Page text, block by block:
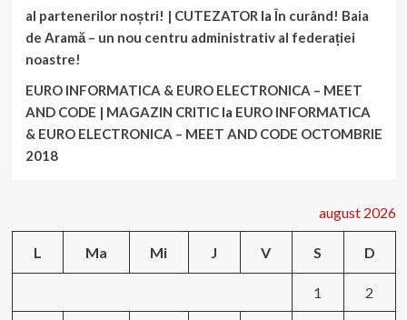
al partenerilor noștri! | CUTEZATOR laÎn curând! Baia
de Aramă – un nou centru administrativ al federației
noastre!
EURO INFORMATICA & EURO ELECTRONICA – MEET
AND CODE | MAGAZIN CRITICla EURO INFORMATICA
& EURO ELECTRONICA – MEET AND CODE OCTOMBRIE
2018
august 2026
L Ma Mi J V S D
1 2